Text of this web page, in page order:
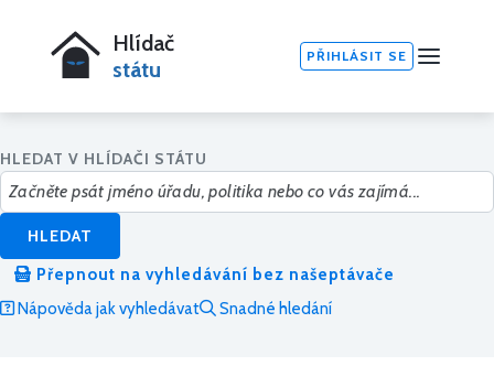
Hlídač
státu
PŘIHLÁSIT SE
HLEDAT V HLÍDAČI STÁTU
HLEDAT
Přepnout na vyhledávání bez našeptávače
Nápověda jak vyhledávat
Snadné hledání